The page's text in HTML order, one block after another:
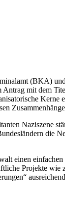
(BKA)
mit dem
Kerne
Naziszene
die
einen
Projekte